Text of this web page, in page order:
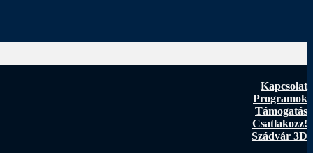
Kapcsolat
Programok
Támogatás
Csatlakozz!
Szádvár 3D